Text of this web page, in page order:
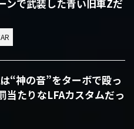
ンで武装した青い旧車Zだ
“神の音”をターボで殴っ
当たりなLFAカスタムだっ